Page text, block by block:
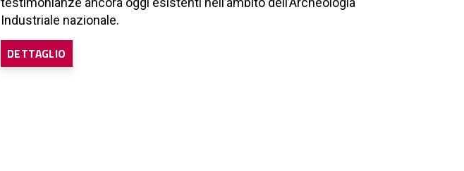
Industriale nazionale.
DETTAGLIO